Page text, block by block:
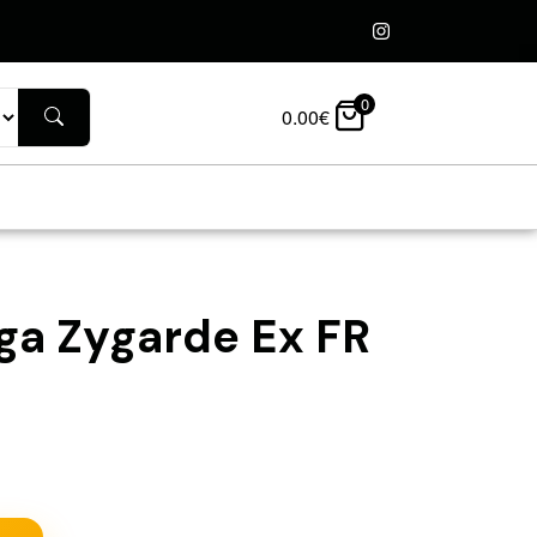
0.00€ 0
Zygarde Ex FR